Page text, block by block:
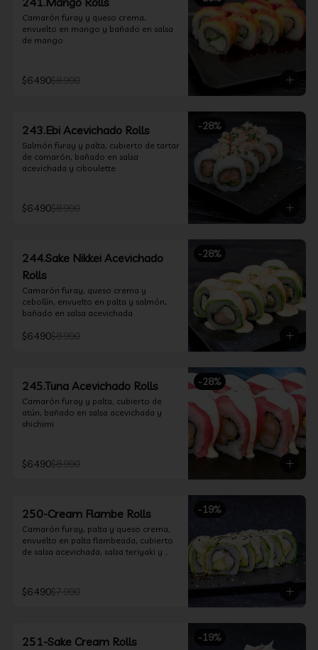
Camarón furay y queso crema,
envuelto en mango y bañado en salsa
de mango
$6.490$8.990
-28%
243.Ebi Acevichado Rolls
Salmón furay y palta, cubierto de tartar
de camarón, bañado en salsa
acevichada y ciboulette
$6.490$8.990
-28%
244.Sake Nikkei Acevichado
Rolls
Camarón furay, queso crema y
cebollín, envuelto en palta y salmón,
bañado en salsa acevichada
$6.490$8.990
-28%
245.Tuna Acevichado Rolls
Camarón furay y palta, cubierto de
atún, bañado en salsa acevichada y
shichimi
$6.490$8.990
-19%
250-Cream Flambe Rolls
Camarón furay, palta y queso crema,
envuelto en palta flambeada, cubierto
de salsa acevichada, salsa teriyaki y
$6.490$7.990
-19%
251-Sake Cream Rolls